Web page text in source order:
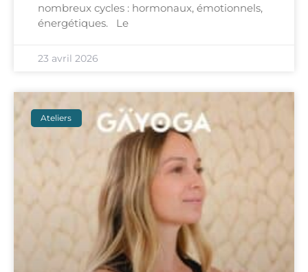
nombreux cycles : hormonaux, émotionnels,
énergétiques. Le
23 avril 2026
Ateliers